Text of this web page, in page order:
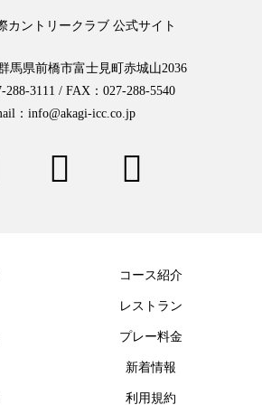
馬県前橋市富士見町赤城山2036
288-3111 / FAX：027-288-5540
：info@akagi-icc.co.jp
コース紹介
レストラン
プレー料金
新着情報
利用規約